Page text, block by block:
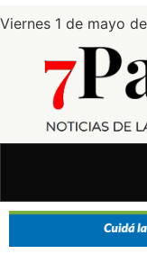
Viernes 1 de mayo